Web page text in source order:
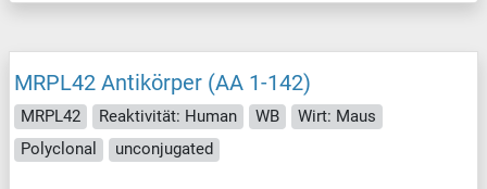
MRPL42 Antikörper (AA 1-142)
MRPL42 Reaktivität: Human WB
Wirt: Maus
Polyclonal
unconjugated